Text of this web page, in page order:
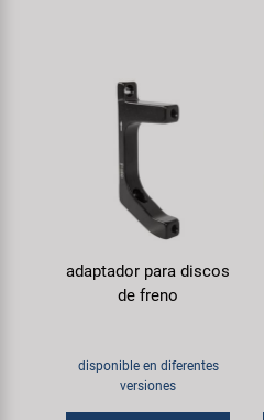
adaptador para discos
de freno
disponible en diferentes
versiones